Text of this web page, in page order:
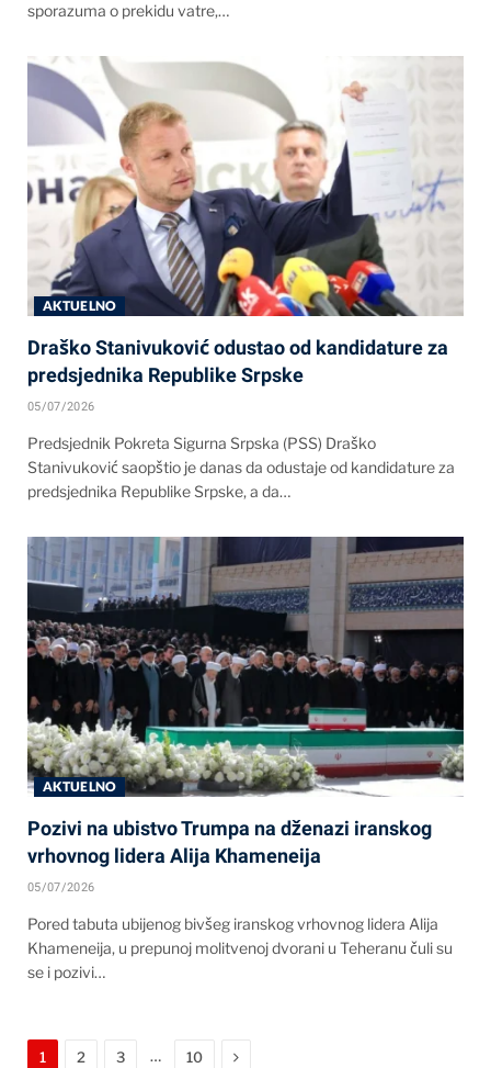
sporazuma o prekidu vatre,…
AKTUELNO
Draško Stanivuković odustao od kandidature za
predsjednika Republike Srpske
05/07/2026
Predsjednik Pokreta Sigurna Srpska (PSS) Draško
Stanivuković saopštio je danas da odustaje od kandidature za
predsjednika Republike Srpske, a da…
AKTUELNO
Pozivi na ubistvo Trumpa na dženazi iranskog
vrhovnog lidera Alija Khameneija
05/07/2026
Pored tabuta ubijenog bivšeg iranskog vrhovnog lidera Alija
Khameneija, u prepunoj molitvenoj dvorani u Teheranu čuli su
se i pozivi…
1 2 3 … 10 Next